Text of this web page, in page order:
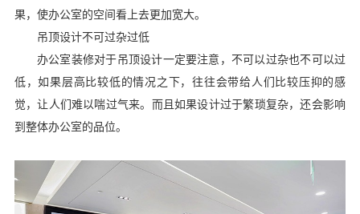
果，使办公室的空间看上去更加宽大。
吊顶设计不可过杂过低
办公室装修对于吊顶设计一定要注意，不可以过杂也不可以过
低，如果层高比较低的情况之下，往往会带给人们比较压抑的感
觉，让人们难以喘过气来。而且如果设计过于繁琐复杂，还会影响
到整体办公室的品位。